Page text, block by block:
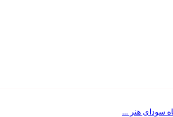
سودای هنر ...